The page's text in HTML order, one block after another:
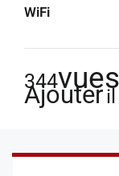
WiFi
344vues
Ajouter